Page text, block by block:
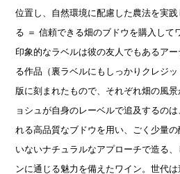
位置し、自然環境に配慮した農法を実
る ＝ 信頼できる畑のブドウを購入して
印象的なラベルは彼の友人でもあるア
る作品（裏ラベルにもしっかりクレジ
版に刻まれたもので、それぞれ畑の風
ョシュが自身のレーベルで追及するの
れる高品質なブドウを用い、ごく少量
いないナチュラルなアプローチで造る
ンに通じる魅力を備えたワイン。世代